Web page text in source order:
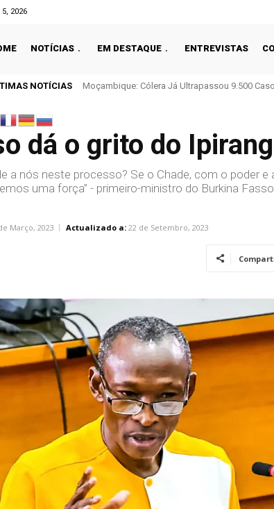
2026
NOTÍCIAS EM DESTAQUE ENTREVISTAS
NOTÍCIASMoçambique: Cólera Já Ultrapassou 9.500 Casos
Guiné-Bissau Trava ECO E Expõe Divisão
dá o grito do
a nós neste processo? Se o Chade, com o poder e
uma força” - primeiro-ministro do Burkina
Março, 2023 Actualizado a: 22 de Setembro, 2023